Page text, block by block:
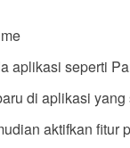
aplikasi seperti
di aplikasi yang
aktifkan fitur